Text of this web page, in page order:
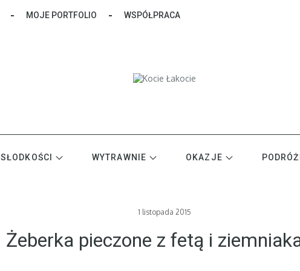
MOJE PORTFOLIO WSPÓŁPRACA
SŁODKOŚCI WYTRAWNIE OKAZJE
Posted
1 listopada 2015
Żeberka pieczone z fetą i